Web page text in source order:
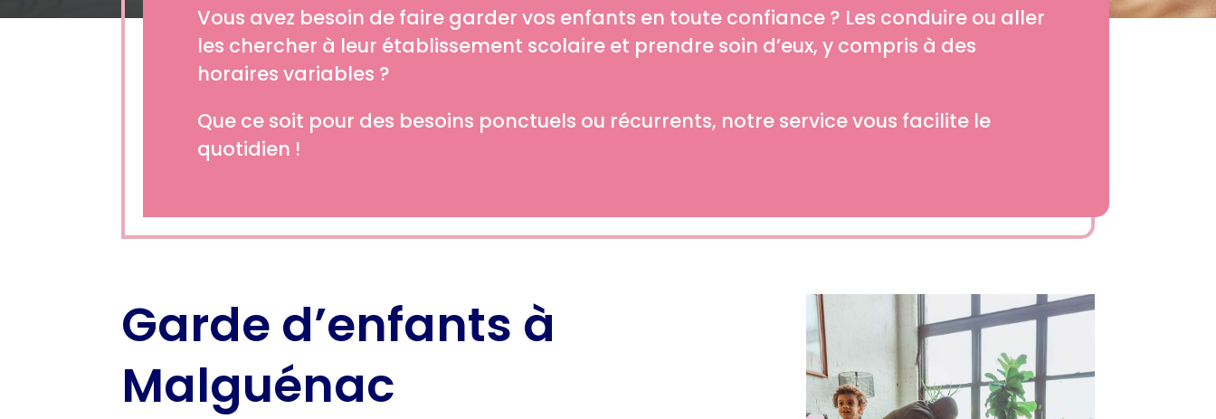
Vous avez besoin de faire garder vos enfants en toute confiance ? Les conduire ou aller
les chercher à leur établissement scolaire et prendre soin d’eux, y compris à des
horaires variables ?
Que ce soit pour des besoins ponctuels ou récurrents, notre service vous facilite le
quotidien !
Garde d’enfants à
Malguénac